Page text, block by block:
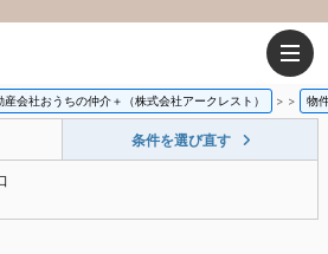
会社おうちの仲介＋（株式会社アークレスト） > 物
条件を選び直す